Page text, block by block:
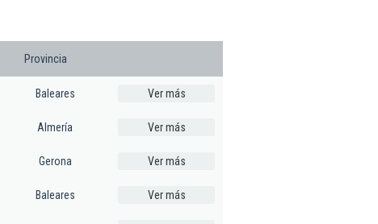
Provincia
Baleares Ver más
Almería Ver más
Gerona Ver más
Baleares Ver más